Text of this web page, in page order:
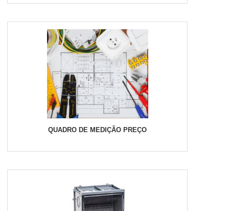
QUADRO DE MEDIÇÃO PREÇO